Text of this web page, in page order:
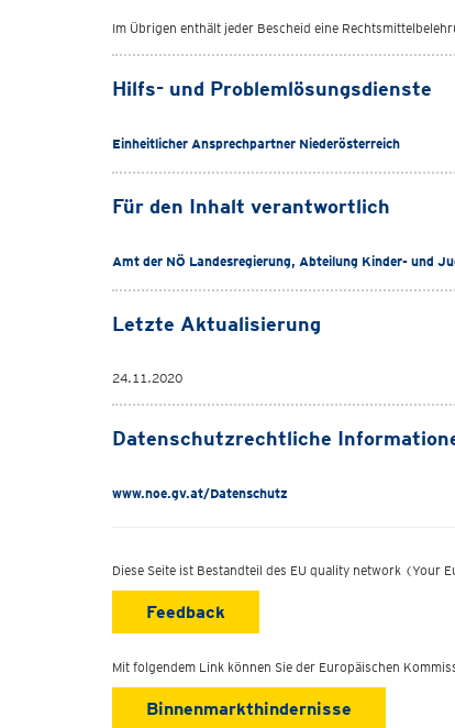
Im Übrigen enthält jeder Bescheid eine
Hilfs- und Problemlösungsdienste
Einheitlicher Ansprechpartner Niederösterreich
Für den Inhalt verantwortlich
Amt der NÖ Landesregierung, Abteilung Kinder- und
Letzte Aktualisierung
24.11.2020
Datenschutzrechtliche
www.noe.gv.at/Datenschutz
Diese Seite ist Bestandteil des EU quality network (Your
Feedback
Mit folgendem Link können Sie der Europäischen
Binnenmarkthindernisse